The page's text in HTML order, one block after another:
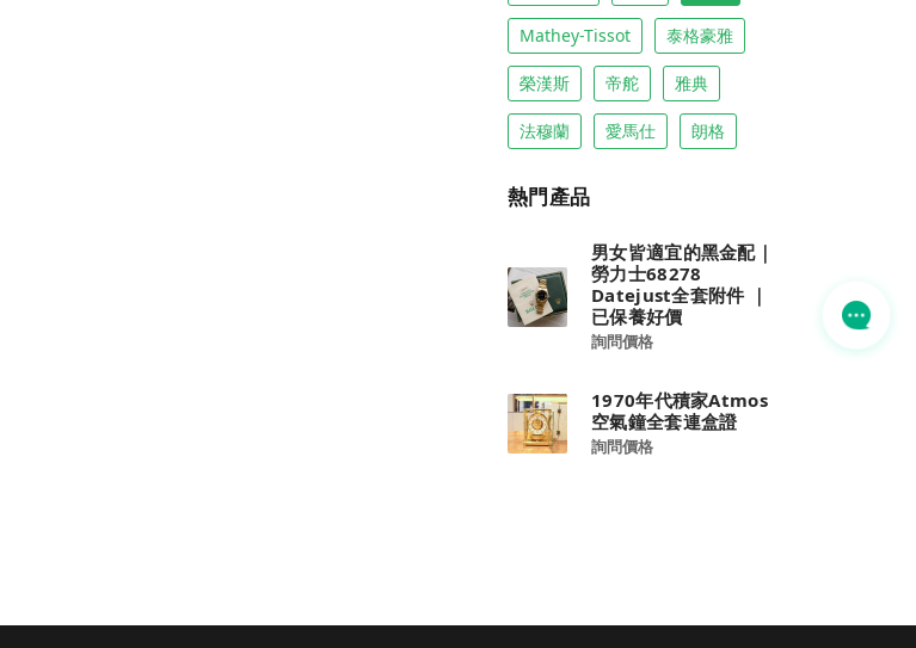
Mathey-Tissot 泰格豪雅
榮漢斯 帝舵 雅典
法穆蘭 愛馬仕 朗格
熱門產品
男女皆適宜的黑金配｜
勞力士68278
Datejust全套附件 ｜
已保養好價
詢問價格
1970年代積家Atmos
空氣鐘全套連盒證
詢問價格